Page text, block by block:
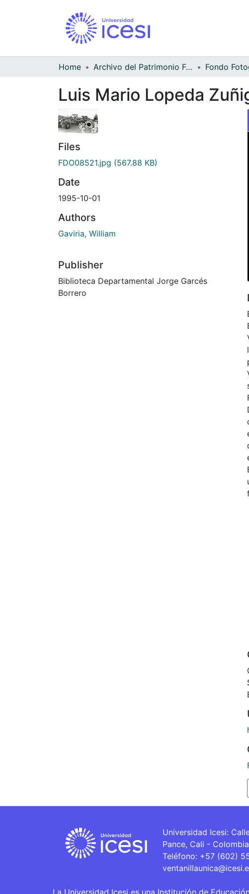
Home Archivo del Patrimonio Fotográfico y Fílmico del Valle del Cauca
Luis Mario Lopeda
Files
FDO08521.jpg (567.88 KB)
Date
1995-10-01
Authors
Gaviria, William
Publisher
Biblioteca Departamental Jorge Garcés
Borrero
Universidad Icesi:
Pance, Cali - Colombia
Teléfono: +57 (602)
La Universidad Icesi es una Institución de